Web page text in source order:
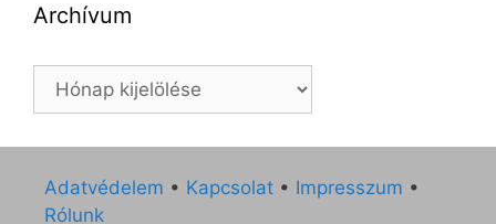
Archívum
Archívum
Adatvédelem • Kapcsolat • Impresszum •
Rólunk